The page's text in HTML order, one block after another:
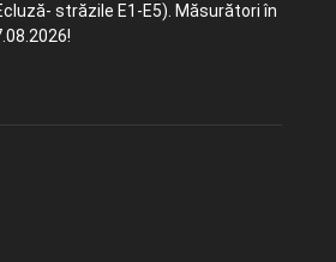
străzile E1-E5). Măsurători în